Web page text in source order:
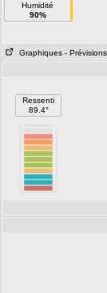
Humidité
90%
Graphiques - Prévisions
Ressenti
89.4°